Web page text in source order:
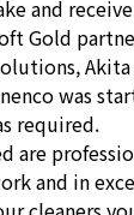
and
Gold
was
required.
are
and in